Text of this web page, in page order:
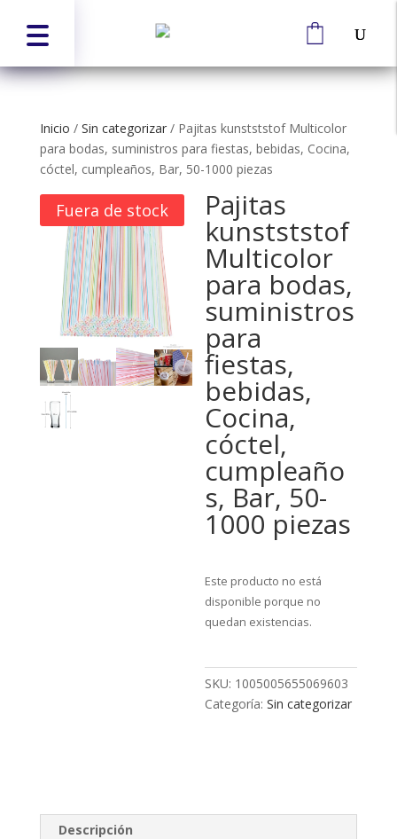
Inicio / Sin categorizar/ Pajitas kunstststof Multicolor
para bodas, suministros para fiestas, bebidas, Cocina,
cóctel, cumpleaños, Bar, 50-1000 piezas
Fuera de stock Pajitas
kunstststof
Multicolor
para bodas,
suministros
para
fiestas,
bebidas,
Cocina,
cóctel,
cumpleaño
s, Bar, 50-
1000 piezas
Este producto no está
disponible porque no
quedan existencias.
SKU: 1005005655069603
Categoría: Sin categorizar
Descripción